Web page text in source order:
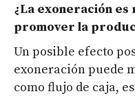
¿La exoneración
promover la
Un posible efecto
exoneración puede
como flujo de caja,